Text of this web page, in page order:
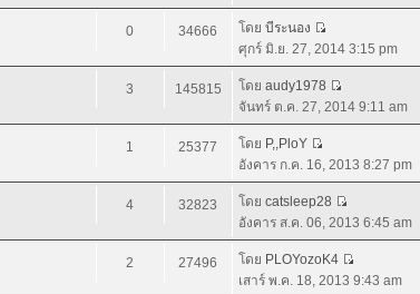
0 34666 โดย บีระนอง
ศุกร์ มิ.ย. 27, 2014 3:15 pm
3 145815 โดย audy1978
จันทร์ ต.ค. 27, 2014 9:11 am
1 25377 โดย P,,PloY
อังคาร ก.ค. 16, 2013 8:27 pm
4 32823 โดย catsleep28
อังคาร ส.ค. 06, 2013 6:45 am
2 27496 โดย PLOYozoK4
เสาร์ พ.ค. 18, 2013 9:43 am